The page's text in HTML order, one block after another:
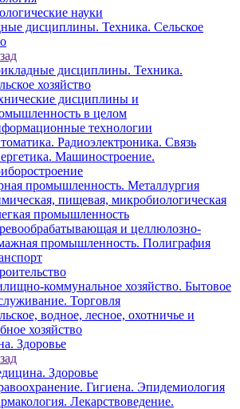
науки
дисциплины. Техника. Сельское
дисциплины. Техника.
хозяйство
дисциплины и
в целом
технологии
Радиоэлектроника. Связь
Машиностроение.
промышленность. Металлургия
пищевая, микробиологическая
промышленность
и целлюлозно-
промышленность. Полиграфия
коммунальное хозяйство. Бытовое
Торговля
водное, лесное, охотничье и
хозяйство
Здоровье
Здоровье
Гигиена. Эпидемиология
Лекарствоведение.